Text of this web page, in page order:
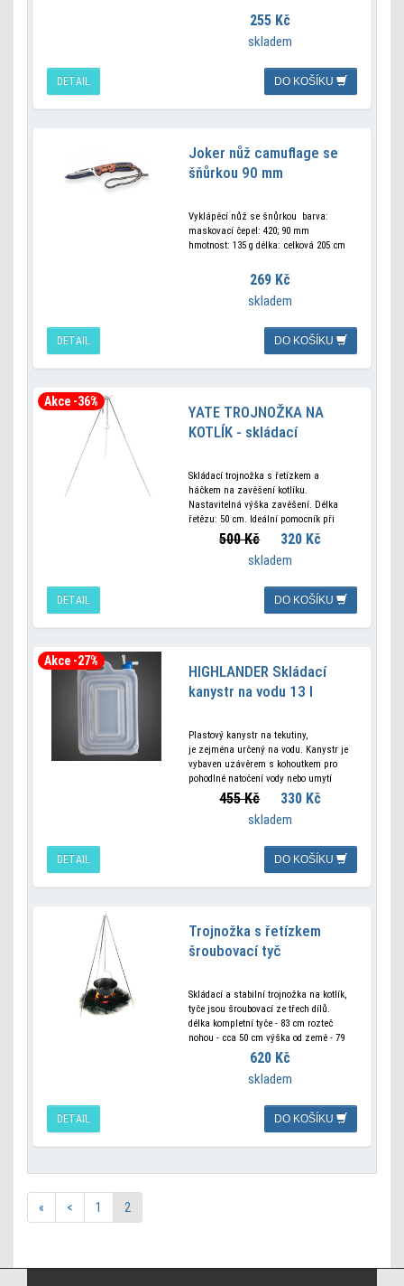
255 Kč
skladem
DETAIL DO KOŠÍKU
Joker nůž camuflage se
šňůrkou 90 mm
Vyklápěcí nůž se šnůrkou barva:
maskovací čepel: 420; 90 mm
hmotnost: 135 g délka: celková 205 cm
269 Kč
skladem
DETAIL DO KOŠÍKU
YATE TROJNOŽKA NA
KOTLÍK - skládací
Akce -36%
Skládací trojnožka s řetízkem a
háčkem na zavěšení kotlíku.
Nastavitelná výška zavěšení. Délka
řetězu: 50 cm. Ideální pomocník při
vaření v kotlíku na ohništi. Malé a
lehké balení. Max. nosnost: 5 kg
Materiál: hliník,
500 Kč 320 Kč
skladem
DETAIL DO KOŠÍKU
HIGHLANDER Skládací
kanystr na vodu 13 l
Akce -27%
Plastový kanystr na tekutiny,
je zejména určený na vodu. Kanystr je
vybaven uzávěrem s kohoutkem pro
pohodlné natočení vody nebo umytí
rukou. Po vyprázdnění je kanystr malý
a skladný. Parametry Objem: 13 l
Hmotnost: 320 g Rozměry: 16x8x40 cm
455 Kč 330 Kč
skladem
DETAIL DO KOŠÍKU
Trojnožka s řetízkem
šroubovací tyč
Skládací a stabilní trojnožka na kotlík,
tyče jsou šroubovací ze třech dílů.
délka kompletní tyče - 83 cm rozteč
nohou - cca 50 cm výška od země - 79
cm včetně řetězu,620 Kč
skladem
DETAIL DO KOŠÍKU
« < 1 2